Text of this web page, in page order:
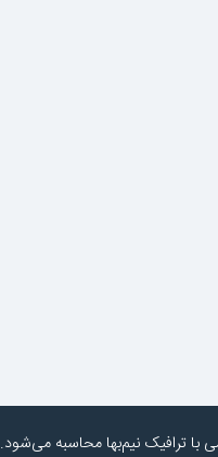
با ترافیک نیم‌بها محاسبه می‌شود.